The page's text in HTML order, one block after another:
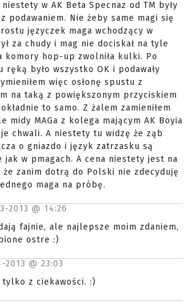
w AK Beta Specnaz od TM były
podawaniem. Nie żeby same magi się
języczek maga wchodzący w
za chudy i mag nie dociskał na tyle
komory hop-up zwolniła kulki. Po
ręką było wszystko OK i podawały
więc osłonę spustu z
na taką z powiększonym przyciskiem
to samo. Z żalem zamieniłem
midy MAGa z kolega mającym AK Boyia
chwali. A niestety tu widzę że ząb
o gniazdo i język zatrzasku są
jak w pmagach. A cena niestety jest na
zanim dotrą do Polski nie zdecyduję
maga na próbę.
2013 @ 14:26
fajnie, ale najlepsze moim zdaniem,
ostre :)
2013 @ 23:03
tylko z ciekawości. :)